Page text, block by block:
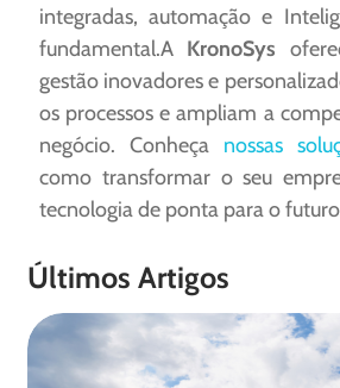
integradas, automação e
fundamental.A KronoSys
gestão inovadores e
os processos e ampliam a
negócio. Conheça nossas
como transformar o seu
tecnologia de ponta para o
Últimos Artigos